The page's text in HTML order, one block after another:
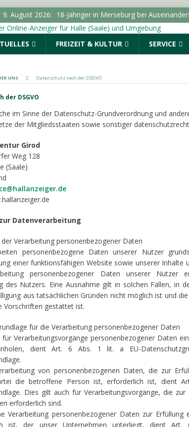
9. August 2026: 18-Jähriger in Merseburg bei
verletzt
POLIZEIMELDUNGEN
9. August 2026:
Deutscher Wetterdienst zur starken
9. August 2026:
Polizeimeldungen vom Sonntag,
Anhalt leicht rückläufig
SACHSEN-ANHALT INFO
Vorratsschädlingen im Haushalt
FREIZEIT & KULTUR SERVICE
UNS Datenschutz nach der DSGVO
der DSGVO
im Sinne der Datenschutz-Grundverordnung und
der Mitgliedsstaaten sowie sonstiger
Girod
Weg 128
(Saale)
Datenverarbeitung
Verarbeitung personenbezogener Daten
personenbezogene Daten unserer Nutzer
einer funktionsfähigen Website sowie unserer Inhalte
personenbezogener Daten unserer Nutzer
des Nutzers. Eine Ausnahme gilt in solchen Fällen, in
aus tatsächlichen Gründen nicht möglich ist und
Vorschriften gestattet ist.
für die Verarbeitung personenbezogener Daten
Verarbeitungsvorgänge personenbezogener Daten
dient Art. 6 Abs. 1 lit. a EU-
von personenbezogenen Daten, die zur
die betroffene Person ist, erforderlich ist, dient
Dies gilt auch für Verarbeitungsvorgänge, die
erforderlich sind.
Verarbeitung personenbezogener Daten zur Erfüllung
ist, der unser Unternehmen unterliegt, dient